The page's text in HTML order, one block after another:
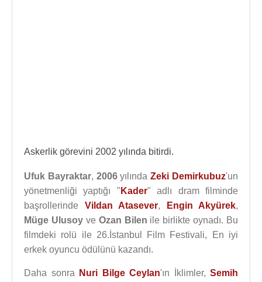
Askerlik görevini 2002 yılında bitirdi.
Ufuk Bayraktar, 2006yılındaZeki Demirkubuz'un
yönetmenliği yaptığı " Kader" adlı dram filminde
başrollerinde Vildan Atasever, Engin Akyürek,
Müge Ulusoyve Ozan Bilen ile birlikte oynadı. Bu
filmdeki rolü ile 26.İstanbul Film Festivali, En iyi
erkek oyuncu ödülünü kazandı.
Daha sonra Nuri Bilge Ceylan'ın İklimler, Semih